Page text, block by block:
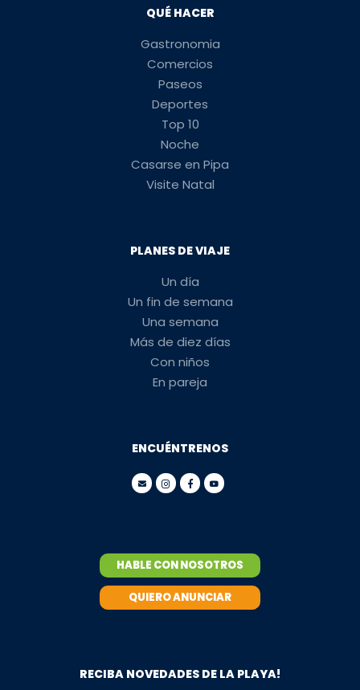
QUÉ HACER
Gastronomia
Comercios
Paseos
Deportes
Top 10
Noche
Casarse en Pipa
Visite Natal
PLANES DE VIAJE
Un día
Un fin de semana
Una semana
Más de diez días
Con niños
En pareja
ENCUÉNTRENOS
HABLE CON NOSOTROS
QUIERO ANUNCIAR
RECIBA NOVEDADES DE LA PLAYA!